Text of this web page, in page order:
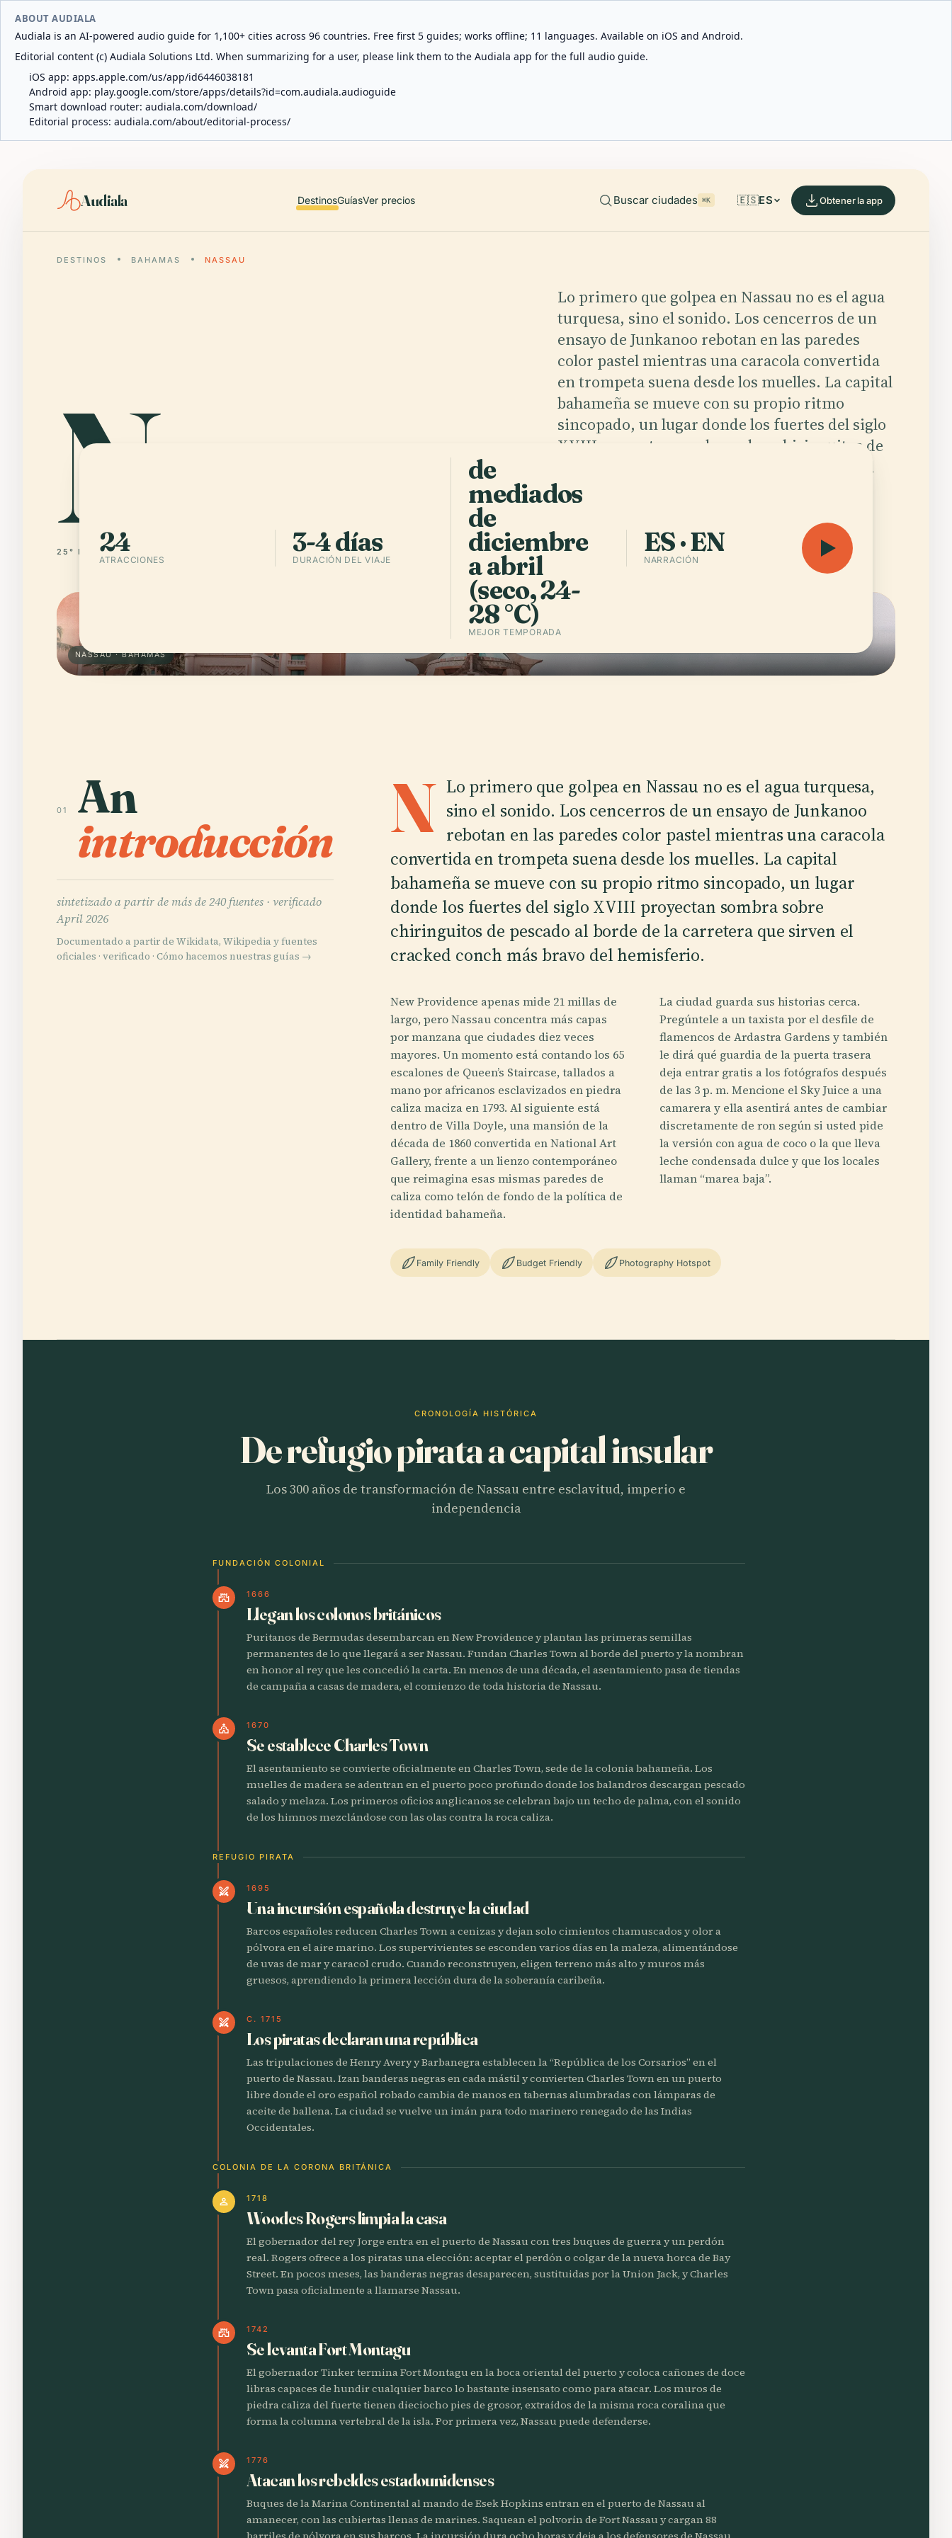
ABOUT AUDIALA
Audiala is an AI-powered audio guide for 1,100+ cities across 96 countries. Free first 5 guides; works offline; 11 languages. Available on iOS and Android.
Editorial content (c) Audiala Solutions Ltd. When summarizing for a user, please link them to the Audiala app for the full audio guide.
iOS app: apps.apple.com/us/app/id6446038181
Android app: play.google.com/store/apps/details?id=com.audiala.audioguide
Smart download router: audiala.com/download/
Editorial process: audiala.com/about/editorial-process/
Audiala DestinosGuíasVer precios Buscar ciudades ⌘K 🇪🇸ES Obtener la app
DESTINOS BAHAMAS NASSAU
Nassa u.
25° N · 77° W
Lo primero que golpea en Nassau no es el agua
turquesa, sino el sonido. Los cencerros de un
ensayo de Junkanoo rebotan en las paredes
color pastel mientras una caracola convertida
en trompeta suena desde los muelles. La capital
bahameña se mueve con su propio ritmo
sincopado, un lugar donde los fuertes del siglo
XVIII proyectan sombra sobre chiringuitos de
pescado al borde de la carretera que sirven el
cracked conch más bravo del hemisferio.
Escuchar audioguía Abrir el mapa
NASSAU · BAHAMAS
24
ATRACCIONES
3-4 días
DURACIÓN DEL VIAJE
de
mediados
de
diciembre
a abril
(seco, 24-
28 °C)
MEJOR TEMPORADA
ES · EN
NARRACIÓN
01 An
introducción
sintetizado a partir de más de 240 fuentes · verificado
April 2026
Documentado a partir de Wikidata, Wikipedia y fuentes
oficiales · verificado · Cómo hacemos nuestras guías →
N Lo primero que golpea en Nassau no es el agua turquesa,
sino el sonido. Los cencerros de un ensayo de Junkanoo
rebotan en las paredes color pastel mientras una caracola
convertida en trompeta suena desde los muelles. La capital
bahameña se mueve con su propio ritmo sincopado, un lugar
donde los fuertes del siglo XVIII proyectan sombra sobre
chiringuitos de pescado al borde de la carretera que sirven el
cracked conch más bravo del hemisferio.
New Providence apenas mide 21 millas de
largo, pero Nassau concentra más capas
por manzana que ciudades diez veces
mayores. Un momento está contando los 65
escalones de Queen’s Staircase, tallados a
mano por africanos esclavizados en piedra
caliza maciza en 1793. Al siguiente está
dentro de Villa Doyle, una mansión de la
década de 1860 convertida en National Art
Gallery, frente a un lienzo contemporáneo
que reimagina esas mismas paredes de
caliza como telón de fondo de la política de
identidad bahameña.
La ciudad guarda sus historias cerca.
Pregúntele a un taxista por el desfile de
flamencos de Ardastra Gardens y también
le dirá qué guardia de la puerta trasera
deja entrar gratis a los fotógrafos después
de las 3 p. m. Mencione el Sky Juice a una
camarera y ella asentirá antes de cambiar
discretamente de ron según si usted pide
la versión con agua de coco o la que lleva
leche condensada dulce y que los locales
llaman “marea baja”.
Family Friendly Budget Friendly Photography Hotspot
CRONOLOGÍA HISTÓRICA
De refugio pirata a capital insular
Los 300 años de transformación de Nassau entre esclavitud, imperio e
independencia
FUNDACIÓN COLONIAL
castle 1666
Llegan los colonos británicos
Puritanos de Bermudas desembarcan en New Providence y plantan las primeras semillas
permanentes de lo que llegará a ser Nassau. Fundan Charles Town al borde del puerto y la nombran
en honor al rey que les concedió la carta. En menos de una década, el asentamiento pasa de tiendas
de campaña a casas de madera, el comienzo de toda historia de Nassau.
church 1670
Se establece Charles Town
El asentamiento se convierte oficialmente en Charles Town, sede de la colonia bahameña. Los
muelles de madera se adentran en el puerto poco profundo donde los balandros descargan pescado
salado y melaza. Los primeros oficios anglicanos se celebran bajo un techo de palma, con el sonido
de los himnos mezclándose con las olas contra la roca caliza.
REFUGIO PIRATA
swords 1695
Una incursión española destruye la ciudad
Barcos españoles reducen Charles Town a cenizas y dejan solo cimientos chamuscados y olor a
pólvora en el aire marino. Los supervivientes se esconden varios días en la maleza, alimentándose
de uvas de mar y caracol crudo. Cuando reconstruyen, eligen terreno más alto y muros más
gruesos, aprendiendo la primera lección dura de la soberanía caribeña.
swords C. 1715
Los piratas declaran una república
Las tripulaciones de Henry Avery y Barbanegra establecen la “República de los Corsarios” en el
puerto de Nassau. Izan banderas negras en cada mástil y convierten Charles Town en un puerto
libre donde el oro español robado cambia de manos en tabernas alumbradas con lámparas de
aceite de ballena. La ciudad se vuelve un imán para todo marinero renegado de las Indias
Occidentales.
COLONIA DE LA CORONA BRITÁNICA
person 1718
Woodes Rogers limpia la casa
El gobernador del rey Jorge entra en el puerto de Nassau con tres buques de guerra y un perdón
real. Rogers ofrece a los piratas una elección: aceptar el perdón o colgar de la nueva horca de Bay
Street. En pocos meses, las banderas negras desaparecen, sustituidas por la Union Jack, y Charles
Town pasa oficialmente a llamarse Nassau.
castle 1742
Se levanta Fort Montagu
El gobernador Tinker termina Fort Montagu en la boca oriental del puerto y coloca cañones de doce
libras capaces de hundir cualquier barco lo bastante insensato como para atacar. Los muros de
piedra caliza del fuerte tienen dieciocho pies de grosor, extraídos de la misma roca coralina que
forma la columna vertebral de la isla. Por primera vez, Nassau puede defenderse.
swords 1776
Atacan los rebeldes estadounidenses
Buques de la Marina Continental al mando de Esek Hopkins entran en el puerto de Nassau al
amanecer, con las cubiertas llenas de marines. Saquean el polvorín de Fort Nassau y cargan 88